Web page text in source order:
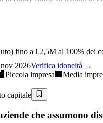
fino a €2,5M al 100% dei
2026Verifica idoneità →
Piccola impresa 🏢 Media
capitale
che assumono